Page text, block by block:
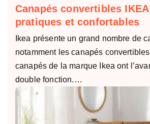
Canapés convertibles
pratiques et confortables
Ikea présente un grand nombre de
notamment les canapés
canapés de la marque Ikea ont
double fonction.…